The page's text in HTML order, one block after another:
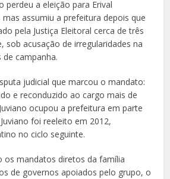
perdeu a eleição para Erival
assumiu a prefeitura depois que
pela Justiça Eleitoral cerca de três
sob acusação de irregularidades na
campanha.
judicial que marcou o mandato:
e reconduzido ao cargo mais de
ocupou a prefeitura em parte
foi reeleito em 2012,
no ciclo seguinte.
os mandatos diretos da família
de governos apoiados pelo grupo, o